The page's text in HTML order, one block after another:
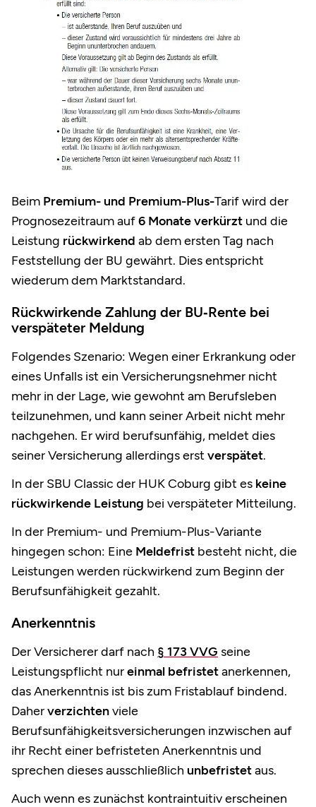
Beim Premium- und Premium-Plus-Tarif wird der
Prognosezeitraum auf6 Monateverkürzt und die
Leistung rückwirkend ab dem ersten Tag nach
Feststellung der BU gewährt. Dies entspricht
wiederum dem Marktstandard.
Rückwirkende Zahlung der BU‑Rente bei
verspäteter Meldung
Folgendes Szenario: Wegen einer Erkrankung oder
eines Unfalls ist ein Versicherungsnehmer nicht
mehr in der Lage, wie gewohnt am Berufsleben
teilzunehmen, und kann seiner Arbeit nicht mehr
nachgehen. Er wird berufsunfähig, meldet dies
seiner Versicherung allerdings erst verspätet.
In der SBU Classic der HUK Coburg gibt es keine
rückwirkende Leistung bei verspäteter Mitteilung.
In der Premium- und Premium-Plus-Variante
hingegen schon: Eine Meldefrist besteht nicht, die
Leistungen werden rückwirkend zum Beginn der
Berufsunfähigkeit gezahlt.
Anerkenntnis
Der Versicherer darf nach § 173 VVG seine
Leistungspflicht nureinmal befristetanerkennen,
das Anerkenntnis ist bis zum Fristablauf bindend.
Daherverzichtenviele
Berufsunfähigkeitsversicherungen inzwischen auf
ihr Recht einer befristeten Anerkenntnis und
sprechen dieses ausschließlich unbefristetaus.
Auch wenn es zunächst kontraintuitiv erscheinen